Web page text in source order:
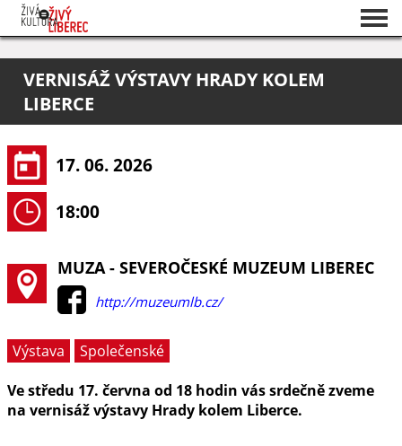
O projektu
Pořadatelé
VERNISÁŽ VÝSTAVY HRADY KOLEM
LIBERCE
17. 06. 2026
18:00
MUZA - SEVEROČESKÉ MUZEUM LIBEREC
http://muzeumlb.cz/
Výstava
Společenské
Ve středu 17. června od 18 hodin vás srdečně zveme
na vernisáž výstavy Hrady kolem Liberce.